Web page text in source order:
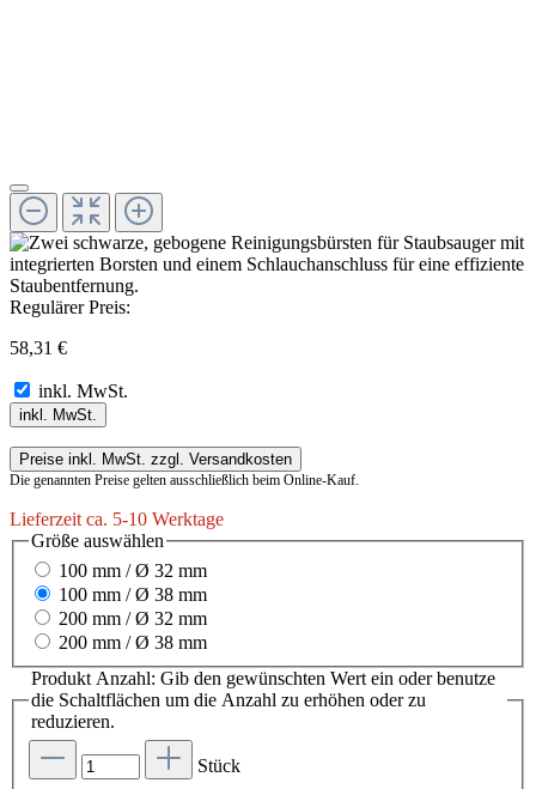
Regulärer Preis:
58,31 €
inkl. MwSt.
inkl. MwSt.
Preise inkl. MwSt. zzgl. Versandkosten
Die genannten Preise gelten ausschließlich beim Online-Kauf.
Lieferzeit ca. 5-10 Werktage
Größe auswählen
100 mm / Ø 32 mm
100 mm / Ø 38 mm
200 mm / Ø 32 mm
200 mm / Ø 38 mm
Produkt Anzahl: Gib den gewünschten Wert ein oder benutze
die Schaltflächen um die Anzahl zu erhöhen oder zu
reduzieren.
Stück